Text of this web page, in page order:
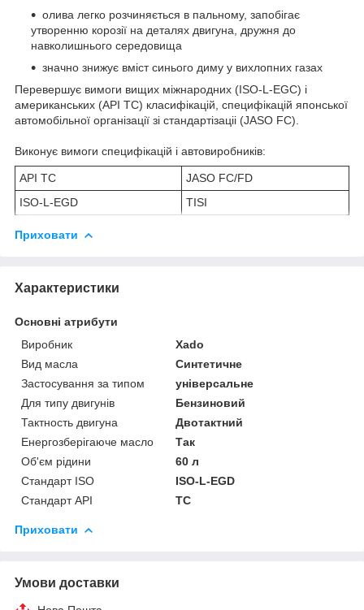
олива легко розчиняється в пальному, запобігає
утворенню корозії на деталях двигуна, дружня до
навколишнього середовища
значно знижує вміст синього диму у вихлопних газах
Перевершує вимоги вищих міжнародних (ISO-L-EGC) і
американських (API ТС) класифікацій, специфікацій японської
автомобільної організації зі стандартізаціі (JASO FC).
Виконує вимоги специфікацій і автовиробників:
API TC
JASO FC/FD
ISO-L-EGD
TISI
Приховати
Характеристики
Основні атрибути
Виробник
Xado
Вид масла
Синтетичне
Застосування за типом
універсальне
Для типу двигунів
Бензиновий
Тактность двигуна
Двотактний
Енергозберігаюче масло
Так
Об'єм рідини
60 л
Стандарт ISO
ISO-L-EGD
Стандарт API
TC
Приховати
Умови доставки